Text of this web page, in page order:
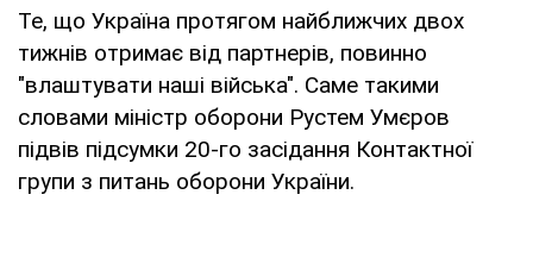
Те, що Україна протягом найближчих двох
тижнів отримає від партнерів, повинно
"влаштувати наші війська". Саме такими
словами міністр оборони Рустем Умєров
підвів підсумки 20-го засідання Контактної
групи з питань оборони України.